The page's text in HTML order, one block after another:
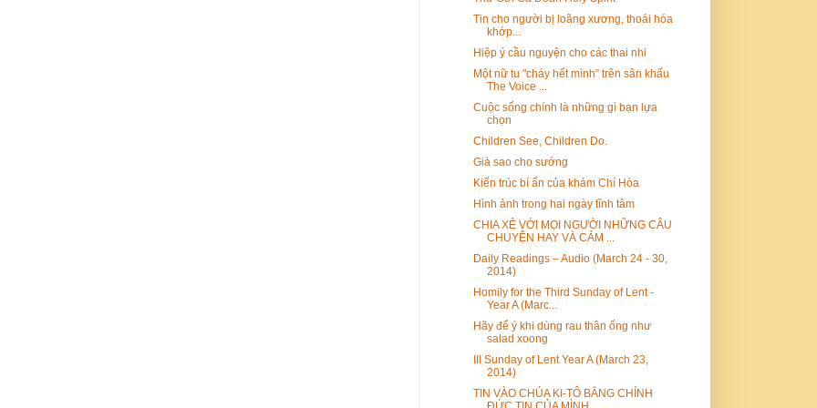
Tin cho người bị loãng xương, thoái hóa
khớp...
Hiệp ý cầu nguyện cho các thai nhi
Một nữ tu "cháy hết mình” trên sân khấu
The Voice ...
Cuộc sống chính là những gì bạn lựa
chọn
Children See, Children Do.
Già sao cho sướng
Kiến trúc bí ẩn của khám Chí Hòa
Hình ảnh trong hai ngày tĩnh tâm
CHIA XẺ VỚI MỌI NGƯỜI NHỮNG CÂU
CHUYỆN HAY VÀ CẢM ...
Daily Readings – Audio (March 24 - 30,
2014)
Homily for the Third Sunday of Lent -
Year A (Marc...
Hãy để ý khi dùng rau thân ống như
salad xoong
III Sunday of Lent Year A (March 23,
2014)
TIN VÀO CHÚA KI-TÔ BẰNG CHÍNH